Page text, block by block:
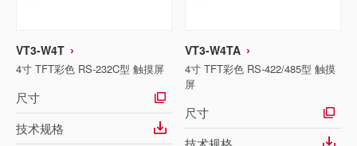
VT3-W4T
4寸 TFT彩色 RS-232C型 触摸屏
尺寸
技术规格
VT3-W4TA
4寸 TFT彩色 RS-422/485型 触摸
屏
尺寸